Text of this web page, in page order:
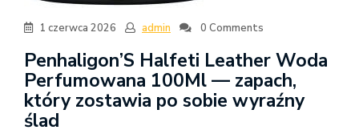
1 czerwca 2026 admin 0 Comments
Penhaligon’S Halfeti Leather Woda
Perfumowana 100Ml — zapach,
który zostawia po sobie wyraźny
ślad